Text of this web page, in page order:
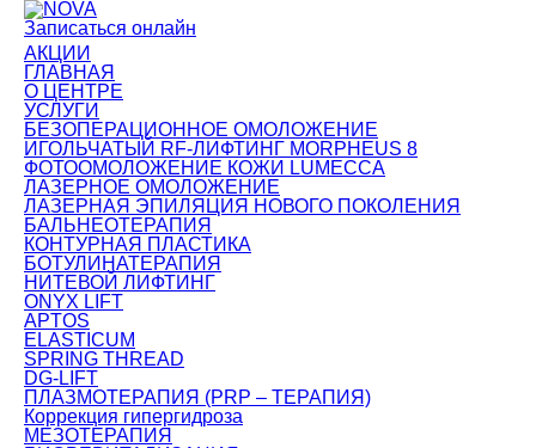
Записаться онлайн
АКЦИИ
ГЛАВНАЯ
О ЦЕНТРЕ
УСЛУГИ
БЕЗОПЕРАЦИОННОЕ ОМОЛОЖЕНИЕ
ИГОЛЬЧАТЫЙ RF-ЛИФТИНГ MORPHEUS 8
ФОТООМОЛОЖЕНИЕ КОЖИ LUMECCA
ЛАЗЕРНОЕ ОМОЛОЖЕНИЕ
ЛАЗЕРНАЯ ЭПИЛЯЦИЯ НОВОГО ПОКОЛЕНИЯ
БАЛЬНЕОТЕРАПИЯ
КОНТУРНАЯ ПЛАСТИКА
БОТУЛИНАТЕРАПИЯ
НИТЕВОЙ ЛИФТИНГ
ONYX LIFT
APTOS
ELASTICUM
SPRING THREAD
DG-LIFT
ПЛАЗМОТЕРАПИЯ (PRP – ТЕРАПИЯ)
Коррекция гипергидроза
МЕЗОТЕРАПИЯ